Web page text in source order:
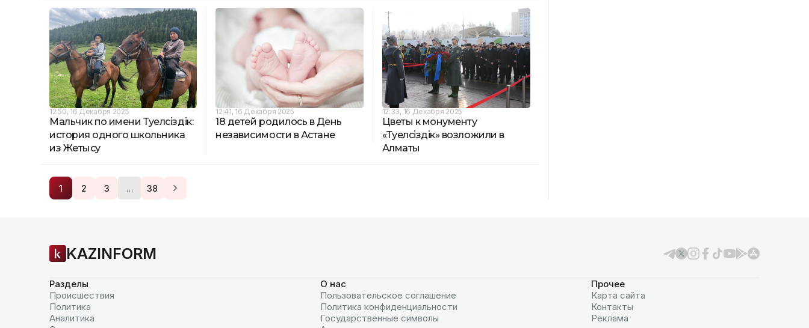
12:50, 16 Декабря 2025
Мальчик по имени Тәуелсіздік:
история одного школьника
из Жетысу
12:41, 16 Декабря 2025
18 детей родилось в День
независимости в Астане
12:33, 16 Декабря 2025
Цветы к монументу
«Тәуелсіздік» возложили в
Алматы
1 2 3 … 38
KAZINFORM
Разделы
Происшествия
Политика
Аналитика
О нас
Пользовательское соглашение
Политика конфиденциальности
Государственные символы
Прочее
Карта сайта
Контакты
Реклама